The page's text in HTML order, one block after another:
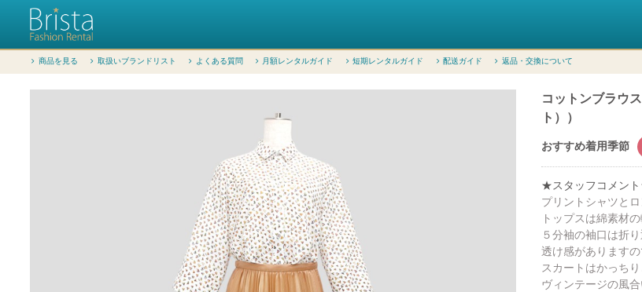
商品を見る 取扱いブランドリスト よくある質問 月額レンタルガイド 短期レンタルガイド 配送ガイド 返品・交換について
コットンブラウ
ト））
おすすめ着用季節
★スタッフコメン
プリントシャツと
トップスは綿素材
５分袖の袖口は折
透け感があります
スカートはかっち
ヴィンテージの風